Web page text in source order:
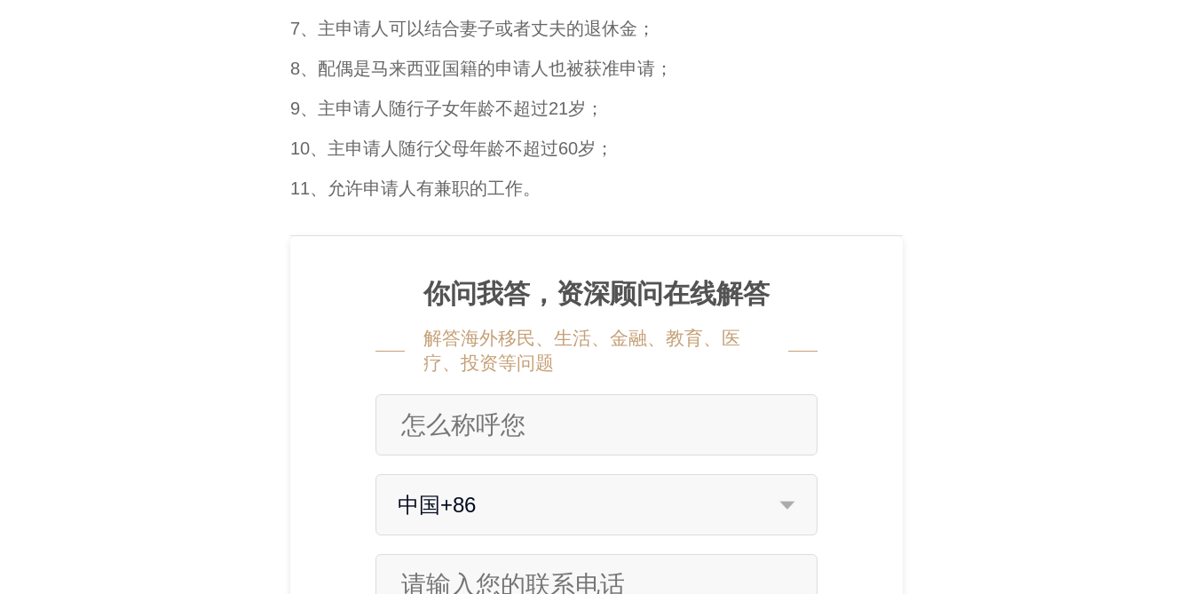
7、主申请人可以结合妻子或者丈夫的退休金；
8、配偶是马来西亚国籍的申请人也被获准申请；
9、主申请人随行子女年龄不超过21岁；
10、主申请人随行父母年龄不超过60岁；
11、允许申请人有兼职的工作。
你问我答，资深顾问在线解答
解答海外移民、生活、金融、教育、医
疗、投资等问题
中国+86